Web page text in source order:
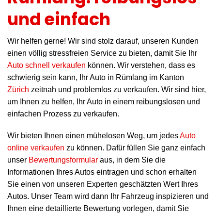
und einfach
Wir helfen gerne! Wir sind stolz darauf, unseren Kunden
einen völlig stressfreien Service zu bieten, damit Sie Ihr
Auto schnell verkaufen können. Wir verstehen, dass es
schwierig sein kann, Ihr Auto in Rümlang im Kanton
Zürich zeitnah und problemlos zu verkaufen. Wir sind hier,
um Ihnen zu helfen, Ihr Auto in einem reibungslosen und
einfachen Prozess zu verkaufen.
Wir bieten Ihnen einen mühelosen Weg, um jedesAuto
online verkaufen zu können. Dafür füllen Sie ganz einfach
unser Bewertungsformular aus, in dem Sie die
Informationen Ihres Autos eintragen und schon erhalten
Sie einen von unseren Experten geschätzten Wert Ihres
Autos. Unser Team wird dann Ihr Fahrzeug inspizieren und
Ihnen eine detaillierte Bewertung vorlegen, damit Sie